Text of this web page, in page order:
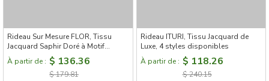
Rideau Sur Mesure FLOR, Tissu
Jacquard Saphir Doré à Motif
Feuillage Sculpté en Relief
À partir de : $ 136.36
$ 179.81
Rideau ITURI, Tissu Jacquard de
Luxe, 4 styles disponibles
À partir de : $ 118.26
$ 240.15